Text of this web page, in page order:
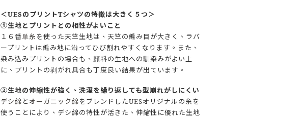
＜UESのプリントTシャツの特徴は大きく５つ＞
①生地とプリントとの相性がよいこと
１６番単糸 を使った天竺生地は、天竺の編み目が大きく、ラバ
ープリントは編み地に沿ってひび割れやすくなります。また、
染み込みプリントの場合も、顔料の生地への馴染みがよい上
に、プリントの剥がれ具合も丁度良い結果が出ています。
②生地の伸縮性が強く、洗濯を繰り返しても型崩れがしにくい
デシ綿 とオーガニック綿をブレンドしたUESオリジナルの糸を
使うことにより、デシ綿の特性が活きた、伸縮性に優れた生地